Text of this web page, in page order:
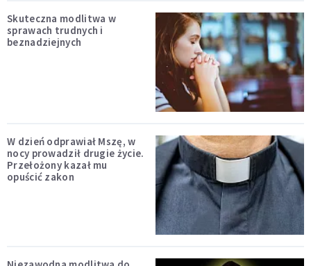
Skuteczna modlitwa w
sprawach trudnych i
beznadziejnych
W dzień odprawiał Mszę, w
nocy prowadził drugie życie.
Przełożony kazał mu
opuścić zakon